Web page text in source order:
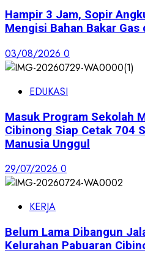
Hampir 3 Jam, Sopir
Mengisi Bahan Bakar Gas
03/08/2026 0
EDUKASI
Masuk Program Sekolah
Cibinong Siap Cetak 704
Manusia Unggul
29/07/2026 0
KERJA
Belum Lama Dibangun
Kelurahan Pabuaran